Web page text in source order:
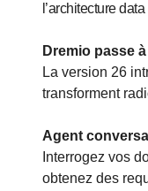
l’architecture
Dremio passe à
La version 26
transforment
Agent
Interrogez vos
obtenez des